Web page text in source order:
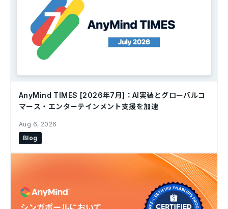
AnyMind TIMES [2026年7月]：AI実装とグローバルコ
マース・エンターテインメント支援を加速
Aug 6, 2026
Blog